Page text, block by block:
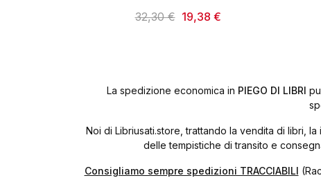
32,30 € 19,38 €
La spedizione economica in PIEGO DI LIBRI
Noi di Libriusati.store, trattando la vendita di libri,
delle tempistiche di transito e
Consigliamo sempre spedizioni TRACCIABILI